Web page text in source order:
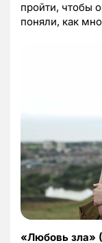
пройти, чтобы
поняли, как
«Любовь зла»